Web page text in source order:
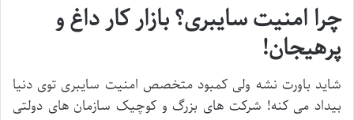
چرا امنیت سایبری؟ بازار کار داغ و
پرهیجان!
شاید باورت نشه ولی کمبود متخصص امنیت سایبری توی دنیا
بیداد می کنه! شرکت های بزرگ و کوچیک سازمان های دولتی